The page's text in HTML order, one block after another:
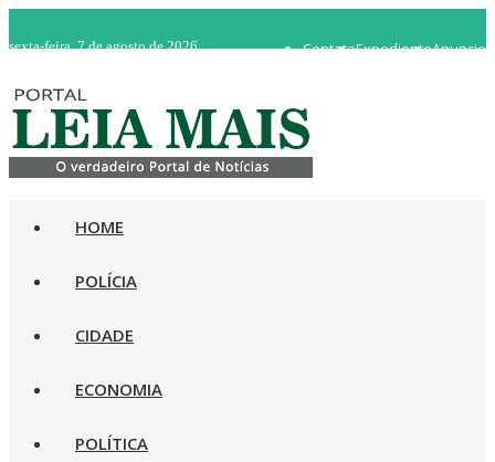
sexta-feira, 7 de agosto de 2026 Anuncie
Expediente
Contato
HOME
POLÍCIA
CIDADE
ECONOMIA
POLÍTICA